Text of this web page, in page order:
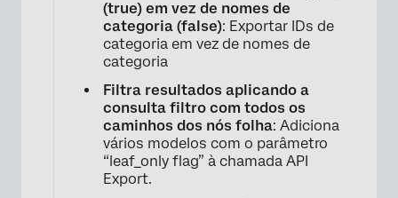
(true) em vez de nomes de
categoria (false): Exportar IDs de
categoria em vez de nomes de
categoria
Filtra resultados aplicando a
consulta filtro com todos os
caminhos dos nós folha: Adiciona
vários modelos com o parâmetro
“leaf_only flag” à chamada API
Export.